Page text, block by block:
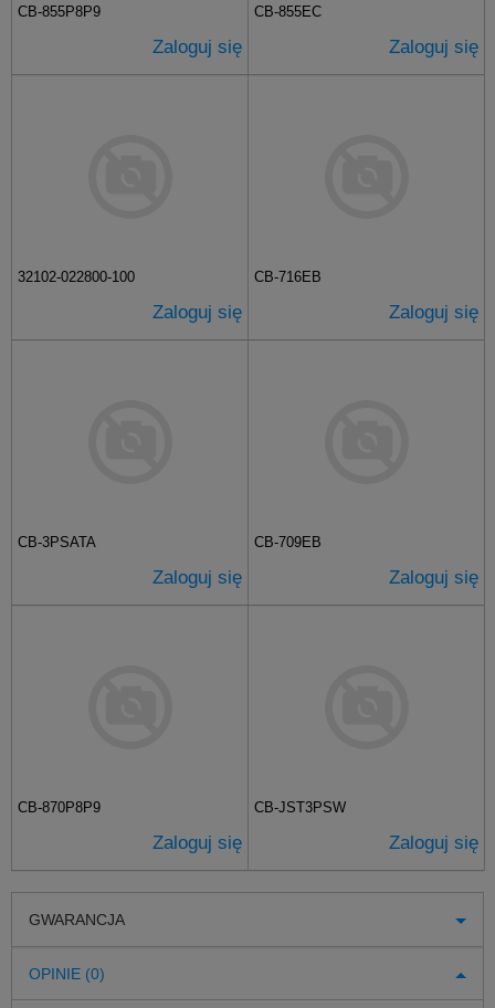
CB-855P8P9
Zaloguj się
CB-855EC
Zaloguj się
32102-022800-100
Zaloguj się
CB-716EB
Zaloguj się
CB-3PSATA
Zaloguj się
CB-709EB
Zaloguj się
CB-870P8P9
Zaloguj się
CB-JST3PSW
Zaloguj się
GWARANCJA
OPINIE (0)